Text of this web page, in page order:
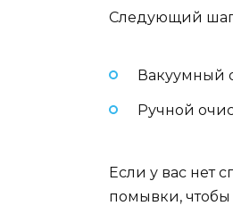
Следующий шаг
Вакуумный
Ручной
Если у вас нет
помывки, чтобы